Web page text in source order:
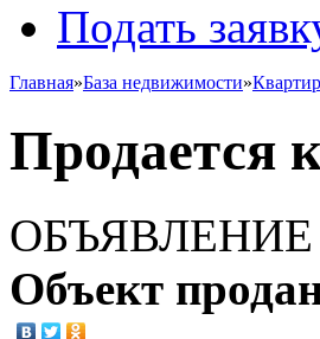
Подать
Главная»База недвижимости»
Продается
ОБЪЯВЛЕНИЕ
Объект